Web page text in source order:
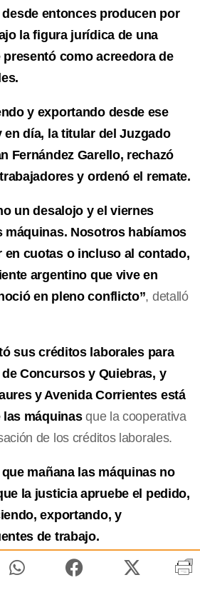
desde entonces producen por
la figura jurídica de una
como acreedora de
y exportando desde ese
día, la titular del Juzgado
Fernández Garello, rechazó
y ordenó el remate.
un desalojo y el viernes
máquinas. Nosotros habíamos
en cuotas o incluso al contado,
argentino que vive en
en pleno conflicto”, detalló
sus créditos laborales para
Concursos y Quiebras, y
y Avenida Corrientes está
las máquinasque la cooperativa
de los créditos laborales.
mañana las máquinas no
la justicia apruebe el pedido,
exportando, y
de trabajo.